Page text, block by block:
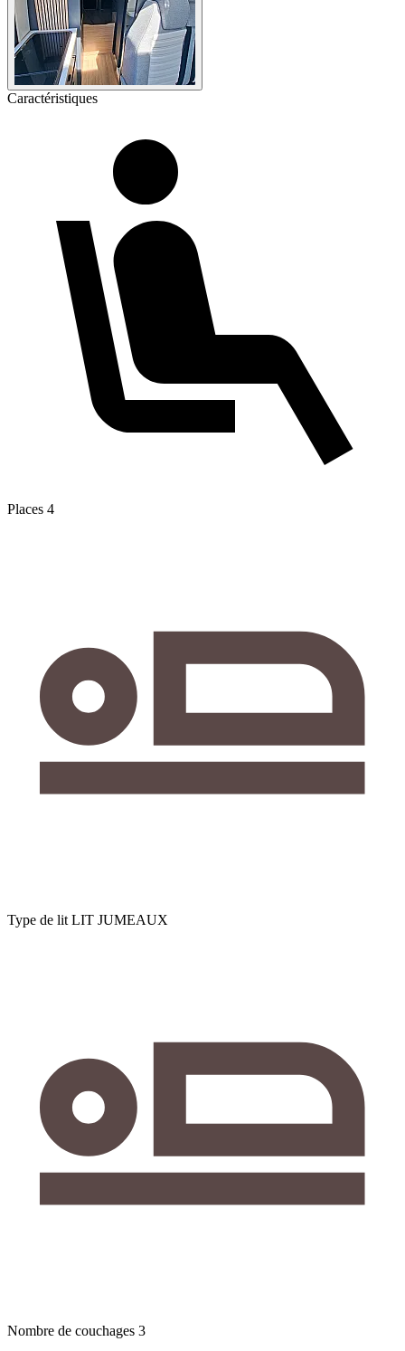
Caractéristiques
Places 4
Type de lit LIT JUMEAUX
Nombre de couchages 3